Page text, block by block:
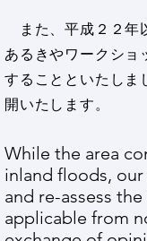
また、平成２２年
あるきやワークショ
することといたしま
開いたします。
While the area
inland floods,
and re-assess
applicable from